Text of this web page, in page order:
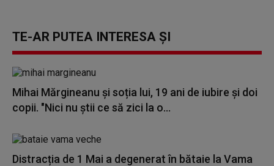
TE-AR PUTEA INTERESA ȘI
Mihai Mărgineanu și soția lui, 19 ani de iubire și doi
copii. "Nici nu știi ce să zici la o...
Distracția de 1 Mai a degenerat în bătaie la Vama